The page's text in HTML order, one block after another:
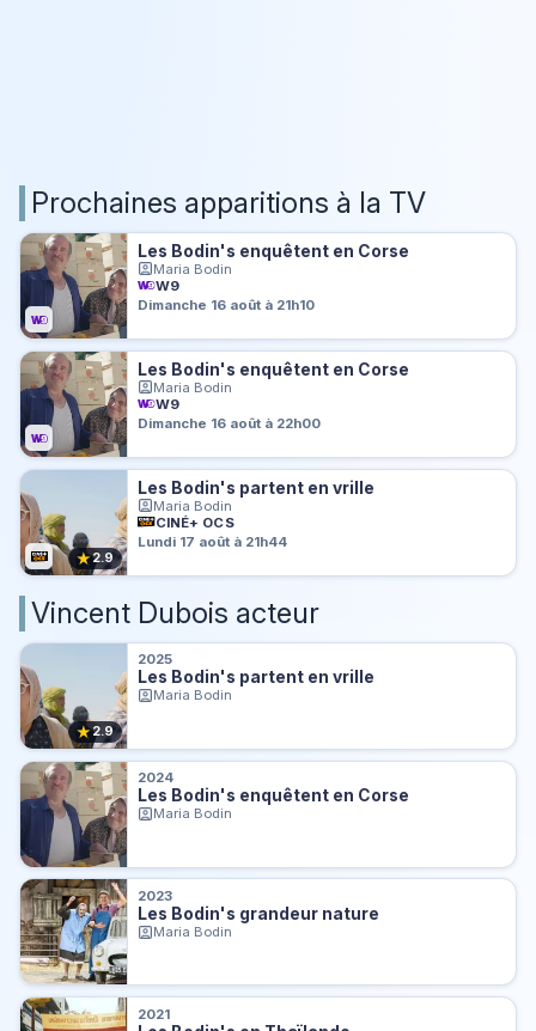
Prochaines apparitions à la TV
Les Bodin's enquêtent en Corse
Maria Bodin
W9
Dimanche 16 août à 21h10
Les Bodin's enquêtent en Corse
Maria Bodin
W9
Dimanche 16 août à 22h00
★2.9
Les Bodin's partent en vrille
Maria Bodin
CINÉ+ OCS
Lundi 17 août à 21h44
Vincent Dubois acteur
★2.9
2025
Les Bodin's partent en vrille
Maria Bodin
2024
Les Bodin's enquêtent en Corse
Maria Bodin
2023
Les Bodin's grandeur nature
Maria Bodin
2021